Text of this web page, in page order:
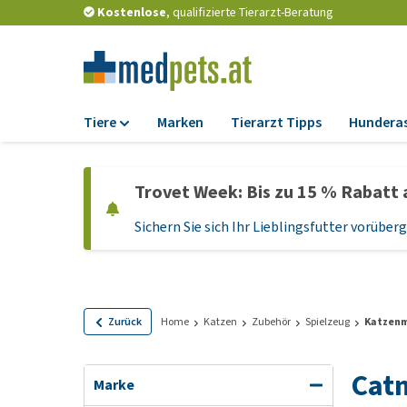
Kostenlose, qualifizierte Tierarzt-Beratung
Tiere
Trockenfutter
Nassfutter
Leckerlis
Hundefutter
Marken Tierarzt Tipps
Trovet Week: Bis zu 15 %
Sichern Sie sich Ihr Lieblingsfutter
Zurück Home Katzen Zubehör Spielzeug
Marke